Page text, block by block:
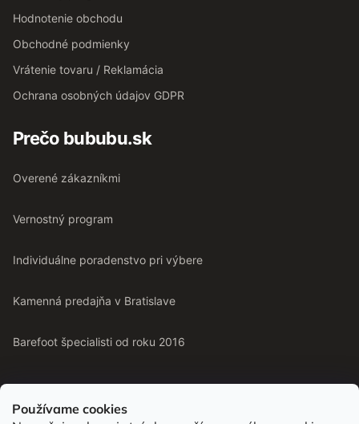
Používame cookies
Hodnotenie obchodu
Obchodné podmienky
Vrátenie tovaru / Reklamácia
Ochrana osobných údajov GDPR
Prečo bububu.sk
Overené zákazníkmi
Vernostný program
Individuálne poradenstvo pri výbere
Kamenná predajňa v Bratislave
Barefoot špecialisti od roku 2016